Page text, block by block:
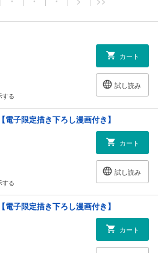
カート
試し読み
する
電子限定描き下ろし漫画付き】
カート
試し読み
する
電子限定描き下ろし漫画付き】
カート